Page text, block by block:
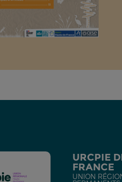
URCPIE
FRANCE
UNION